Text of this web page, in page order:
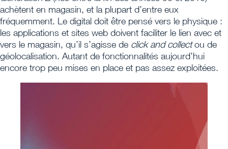
achètent en magasin, et la plupart d’entre eux
fréquemment. Le digital doit être pensé vers le physique :
les applications et sites web doivent faciliter le lien avec et
vers le magasin, qu’il s’agisse de click and collectou de
géolocalisation. Autant de fonctionnalités aujourd’hui
encore trop peu mises en place et pas assez exploitées.